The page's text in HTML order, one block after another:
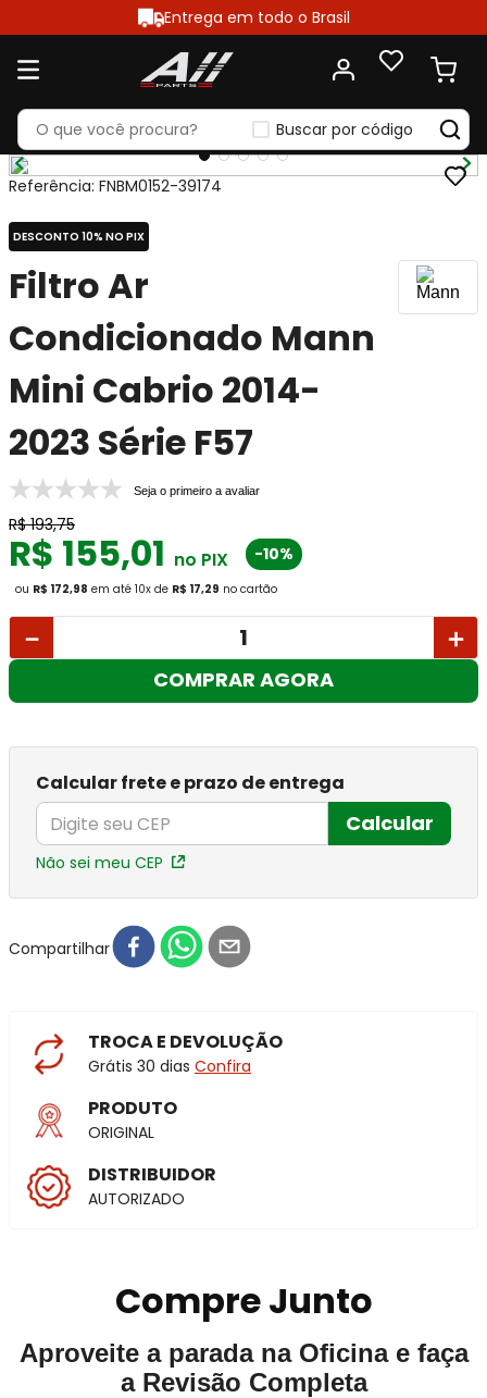
Entrega em todo o Brasil
Buscar por código
Referência: FNBM0152-39174
DESCONTO 10% NO PIX
Filtro Ar
Condicionado Mann
Mini Cabrio 2014-
2023 Série F57
Seja o primeiro a avaliar
R$ 193,75
R$ 155,01 no PIX -10%
ou R$ 172,98 em até 10x de R$ 17,29 no cartão
＋
－
COMPRAR AGORA
Calcular frete e prazo de entrega
Calcular
Não sei meu CEP
Compartilhar
TROCA E DEVOLUÇÃO
Grátis 30 dias Confira
PRODUTO
ORIGINAL
DISTRIBUIDOR
AUTORIZADO
Compre Junto
Aproveite a parada na Oficina e faça
a Revisão Completa